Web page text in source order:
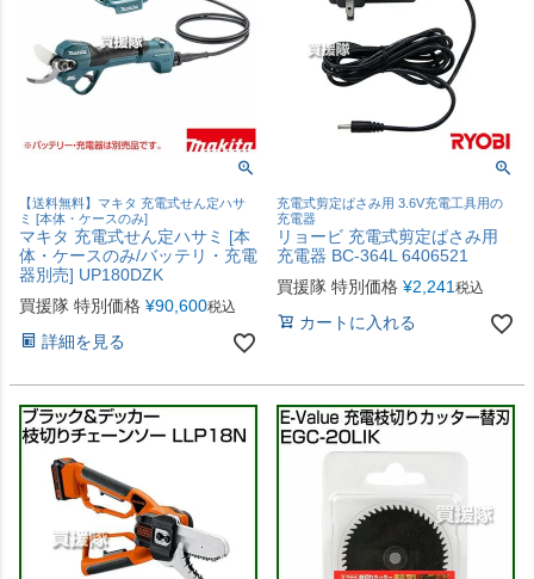
【送料無料】マキタ 充電式せん定ハサ
ミ [本体・ケースのみ]
マキタ 充電式せん定ハサミ [本
体・ケースのみ/バッテリ・充電
器別売] UP180DZK
買援隊 特別価格 ¥90,600税込
詳細を見る
充電式剪定ばさみ用 3.6V充電工具用の
充電器
リョービ 充電式剪定ばさみ用
充電器 BC-364L 6406521
買援隊 特別価格 ¥2,241税込
カートに入れる